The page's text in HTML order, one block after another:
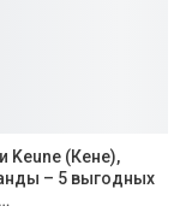
Keune (Кене),
– 5 выгодных